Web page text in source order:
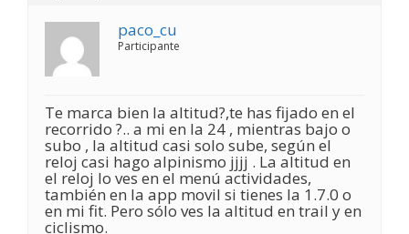
paco_cu
Participante
Te marca bien la altitud?,te has fijado en el
recorrido ?.. a mi en la 24 , mientras bajo o
subo , la altitud casi solo sube, según el
reloj casi hago alpinismo jjjj . La altitud en
el reloj lo ves en el menú actividades,
también en la app movil si tienes la 1.7.0 o
en mi fit. Pero sólo ves la altitud en trail y en
ciclismo.